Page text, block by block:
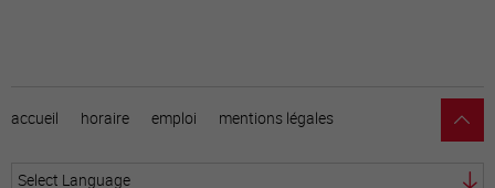
accueil horaire emploi mentions légales